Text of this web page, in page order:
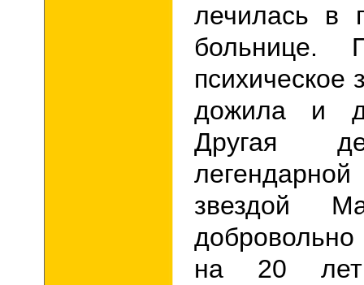
лечилась в
больнице.
психическое
дожила и
Другая
звездой
на 20 лет